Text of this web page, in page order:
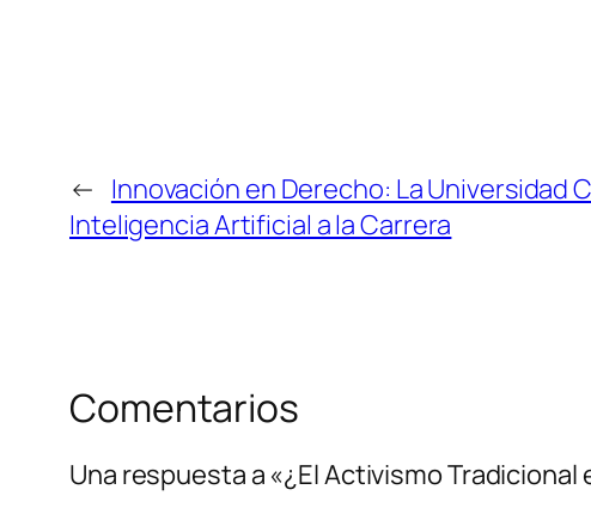
← Innovación en Derecho: La Universidad
Inteligencia Artificial a la Carrera
Comentarios
Una respuesta a «¿El Activismo Tradicional